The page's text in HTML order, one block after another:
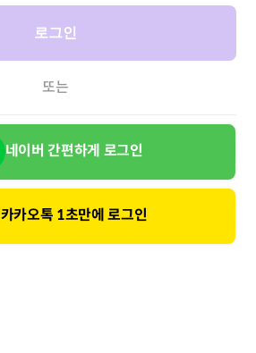
로그인
또는
네이버 간편하게 로그인
카카오톡 1초만에 로그인